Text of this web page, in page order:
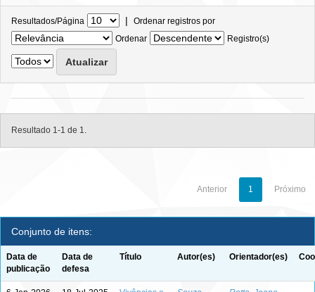
Resultados/Página | Ordenar registros por
Ordenar
Registro(s)
Resultado 1-1 de 1.
Anterior 1 Próximo
Conjunto de itens:
Data de
publicação
Data de
defesa
Título Autor(es) Orientador(es)